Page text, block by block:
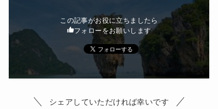
この記事がお役に立ちましたら
フォローをお願いします
シェアしていただければ幸いです